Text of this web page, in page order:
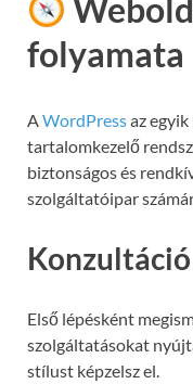
folyamata
AWordPressaz
tartalomkezelő
biztonságos és
szolgáltatóipar
Első lépésként
szolgáltatásokat
stílust képzelsz el.